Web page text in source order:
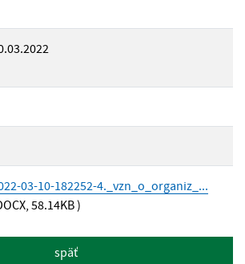
03-10-182252-4._vzn_o_organiz_...
58.14KB )
späť